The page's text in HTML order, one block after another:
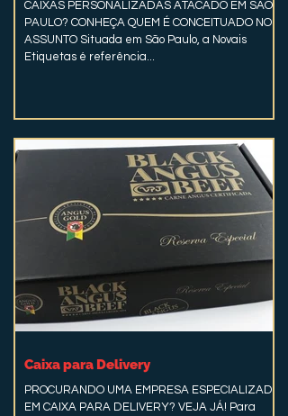
CAIXAS PERSONALIZADAS ATACADO EM SÃO
PAULO? CONHEÇA QUEM É CONCEITUADO NO
ASSUNTO Situada em São Paulo, a Novais
Etiquetas é referência...
Caixa para Delivery
PROCURANDO UMA EMPRESA ESPECIALIZADA
EM CAIXA PARA DELIVERY? VEJA JÁ! Para